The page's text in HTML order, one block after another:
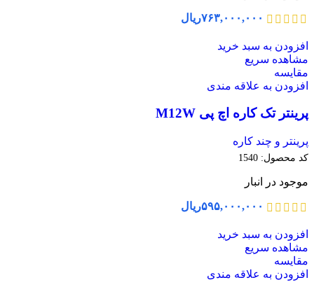
۷۶۳,۰۰۰,۰۰۰ریال
افزودن به سبد خرید
مشاهده سریع
مقایسه
افزودن به علاقه مندی
پرینتر تک کاره اچ پی M12W
پرینتر و چند کاره
کد محصول: 1540
موجود در انبار
۵۹۵,۰۰۰,۰۰۰ریال
افزودن به سبد خرید
مشاهده سریع
مقایسه
افزودن به علاقه مندی